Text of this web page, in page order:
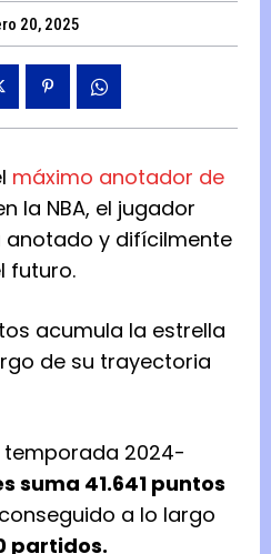
20, 2025
máximo anotador de
la NBA, el jugador
anotado y difícilmente
futuro.
acumula la estrella
de su trayectoria
temporada 2024-
suma 41.641 puntos
a lo largo
partidos.